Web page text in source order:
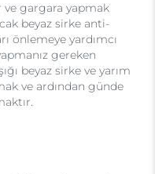
gargara yapmak
beyaz sirke anti-
önlemeye yardımcı
gereken
beyaz sirke ve yarım
ve ardından günde